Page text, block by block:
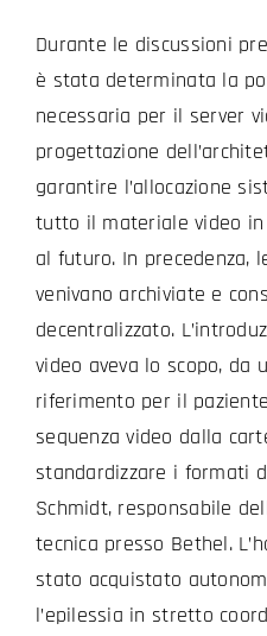
Durante le discussioni
è stata determinata la
necessaria per il server
progettazione
garantire l’allocazione
tutto il materiale video
al futuro. In precedenza,
venivano archiviate e
decentralizzato.
video aveva lo scopo, da
riferimento per il
sequenza video dalla
standardizzare i formati
Schmidt, responsabile
tecnica presso Bethel.
stato acquistato
l’epilessia in stretto